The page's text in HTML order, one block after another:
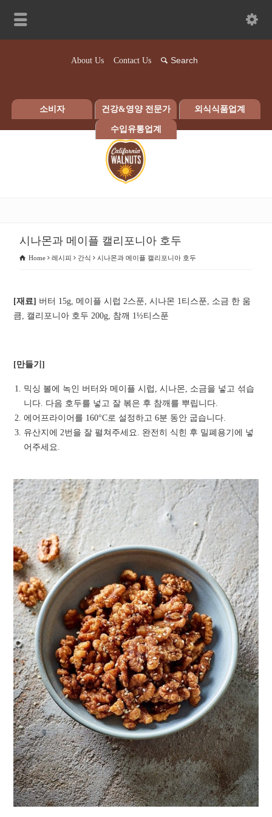
About Us Contact Us
소비자 건강&영양 전문가 외식식품업계
수입유통업계
시나몬과 메이플 캘리포니아 호두
Home 레시피 간식 시나몬과 메이플 캘리포니아 호두
[재료] 버터 15g, 메이플 시럽 2스푼, 시나몬 1티스푼, 소금 한 움
큼, 캘리포니아 호두 200g, 참깨 1½티스푼
[만들기]
믹싱 볼에 녹인 버터와 메이플 시럽, 시나몬, 소금을 넣고 섞습
니다. 다음 호두를 넣고 잘 볶은 후 참깨를 뿌립니다.
에어프라이어를 160°C로 설정하고 6분 동안 굽습니다.
유산지에 2번을 잘 펼쳐주세요. 완전히 식힌 후 밀폐용기에 넣
어주세요.